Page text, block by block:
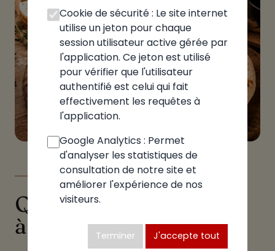
LE GUIDE
Quelle pizzeria choisir
à Villes
Cookie de sécurité : Le site internet
utilise un jeton pour chaque
session utilisateur active gérée par
l'application. Ce jeton est utilisé
pour vérifier que l'utilisateur
authentifié est celui qui fait
effectivement les requêtes à
l'application.
Google Analytics : Permet
d'analyser les statistiques de
consultation de notre site et
améliorer l'expérience de nos
visiteurs.
Terminer J'accepte tout